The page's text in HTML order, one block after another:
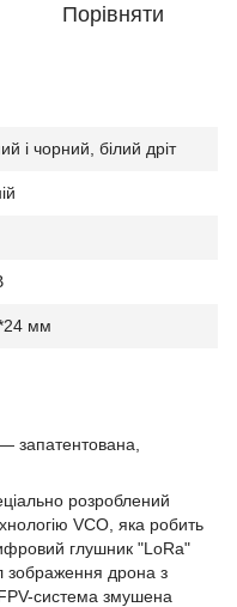
Порівняти
і чорний, білий дріт
мм
запатентована,
розроблений
VCO, яка робить
глушник "LoRa"
зображення дрона з
система змушена